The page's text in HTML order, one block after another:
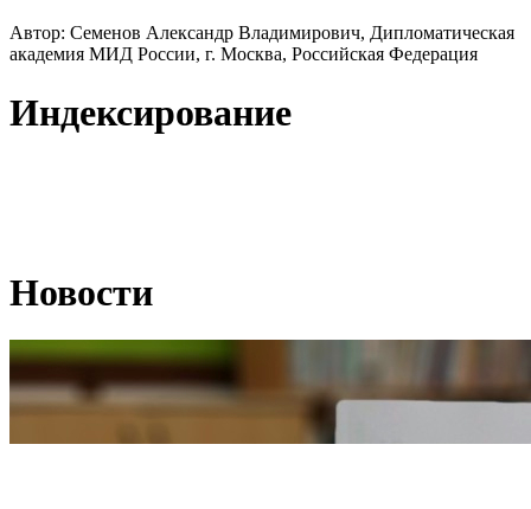
Автор: Семенов Александр Владимирович, Дипломатическая
академия МИД России, г. Москва, Российская Федерация
Индексирование
Новости